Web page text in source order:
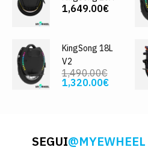
1,649.00€
KingSong 18L
V2
1,490.00€
1,320.00€
SEGUI@MYEWHEEL